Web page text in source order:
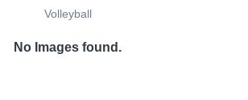
Volleyball
No Images found.